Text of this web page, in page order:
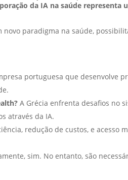
da IA na saúde
paradigma na saúde,
portuguesa que desenvolve
A Grécia enfrenta desafios no
através da IA.
redução de custos, e acesso
sim. No entanto, são